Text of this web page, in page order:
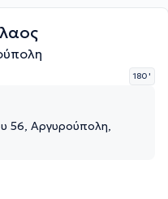
180 '
56, Αργυρούπολη,